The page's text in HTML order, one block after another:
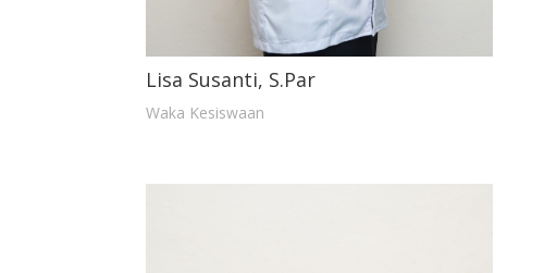
Lisa Susanti, S.Par
Waka Kesiswaan